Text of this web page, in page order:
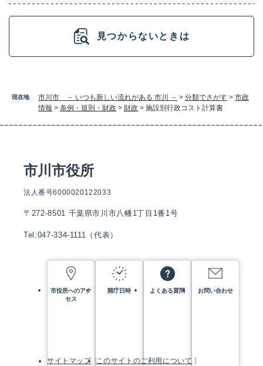
現在地 市川市 － いつも新しい流れがある 市川 － > 分類でさがす > 市政
情報 > 条例・規則・財政 > 財政 > 施設別行政コスト計算書
見つからないときは
市川市役所
法人番号6000020122033
〒272-8501 千葉県市川市八幡1丁目1番1号
Tel:047-334-1111（代表）
市役所へのアク
セス
開庁日時 よくある質問 お問い合わせ
サイトマップ このサイトのご利用について